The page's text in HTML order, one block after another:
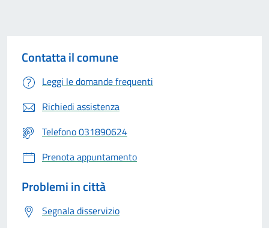
Contatta il comune
Leggi le domande frequenti
Richiedi assistenza
Telefono 031890624
Prenota appuntamento
Problemi in città
Segnala disservizio